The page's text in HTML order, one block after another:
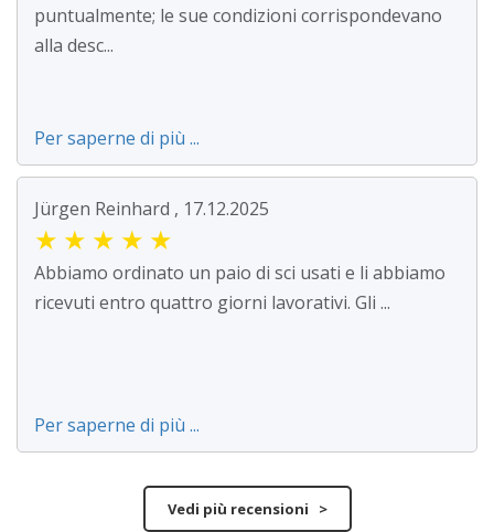
puntualmente; le sue condizioni corrispondevano
alla desc...
Per saperne di più ...
Jürgen Reinhard , 17.12.2025
★ ★ ★ ★ ★
Abbiamo ordinato un paio di sci usati e li abbiamo
ricevuti entro quattro giorni lavorativi. Gli ...
Per saperne di più ...
Vedi più recensioni >